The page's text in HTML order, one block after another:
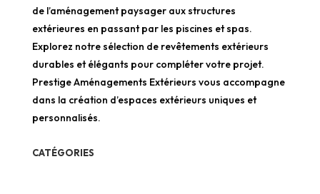
de l’aménagement paysager aux structures
extérieures en passant par les piscines et spas.
Explorez notre sélection de revêtements extérieurs
durables et élégants pour compléter votre projet.
Prestige Aménagements Extérieurs vous accompagne
dans la création d’espaces extérieurs uniques et
personnalisés.
CATÉGORIES